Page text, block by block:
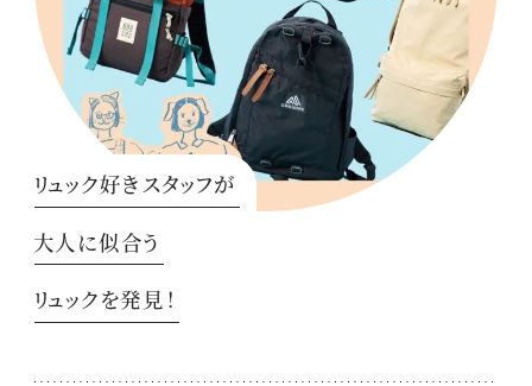
リュック好きスタッフが
大人に似合う
リュックを発見！